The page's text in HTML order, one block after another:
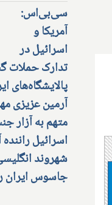
سی‌بی‌اس:
آمریکا و
اسرائیل در
تدارک حملات
پالایشگاه‌های
آرمین عزیزی
متهم به آزار
اسرائیل
شهروند
جاسوس ایران